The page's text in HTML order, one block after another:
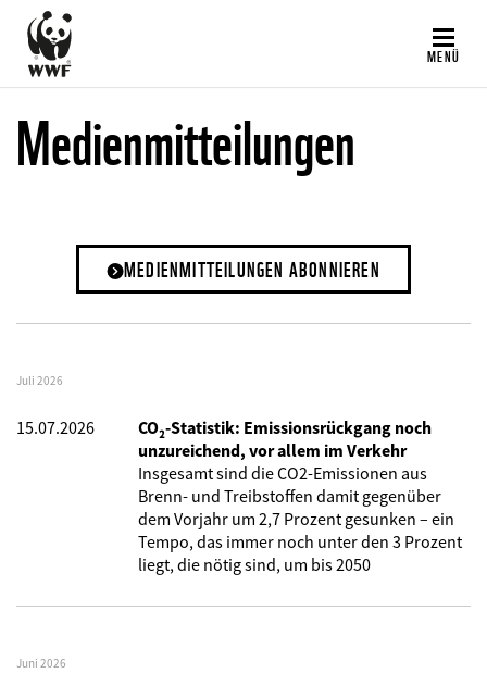
Direkt
zum
Inhalt
MENÜ
Medienmitteilungen
MEDIENMITTEILUNGEN ABONNIEREN
Juli 2026
15.07.2026
CO₂-Statistik: Emissionsrückgang noch
unzureichend, vor allem im Verkehr
Insgesamt sind die CO2-Emissionen aus
Brenn- und Treibstoffen damit gegenüber
dem Vorjahr um 2,7 Prozent gesunken – ein
Tempo, das immer noch unter den 3 Prozent
liegt, die nötig sind, um bis 2050
Juni 2026